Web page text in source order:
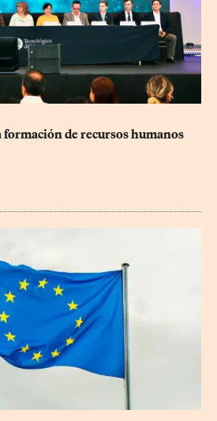
de recursos humanos